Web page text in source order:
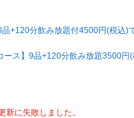
+120分飲み放題付4500円(税込)
ース】9品+120分飲み放題3500円
新に失敗しました。